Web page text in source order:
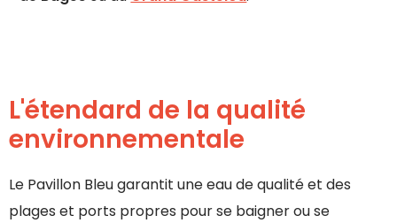
L'étendard de la qualité
environnementale
Le Pavillon Bleu garantit une eau de qualité et des
plages et ports propres pour se baigner ou se